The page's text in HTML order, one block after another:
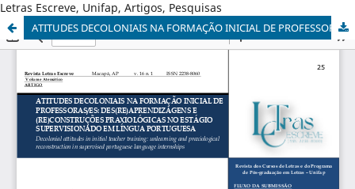
Letras Escreve, Unifap, Artigos, Pesquisas
ATITUDES DECOLONIAIS NA FORMAÇÃO INICIAL DE PROFESSORAS/ES